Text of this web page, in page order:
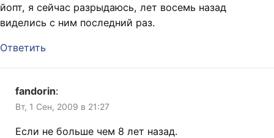
йопт, я сейчас разрыдаюсь, лет восемь назад
виделись с ним последний раз.
Ответить
fandorin:
Вт, 1 Сен, 2009 в 21:27
Если не больше чем 8 лет назад.